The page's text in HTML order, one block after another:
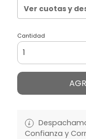
Ver cuotas y
Cantidad
Confianza y